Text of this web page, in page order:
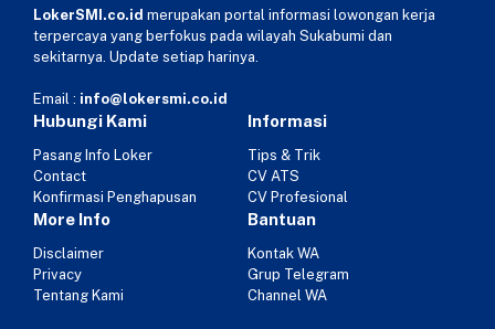
LokerSMI.co.id merupakan portal informasi lowongan kerja
terpercaya yang berfokus pada wilayah Sukabumi dan
sekitarnya. Update setiap harinya.
Email : info@lokersmi.co.id
Hubungi Kami
Pasang Info Loker
Contact
Konfirmasi Penghapusan
Informasi
Tips & Trik
CV ATS
CV Profesional
More Info
Disclaimer
Privacy
Tentang Kami
Bantuan
Kontak WA
Grup Telegram
Channel WA